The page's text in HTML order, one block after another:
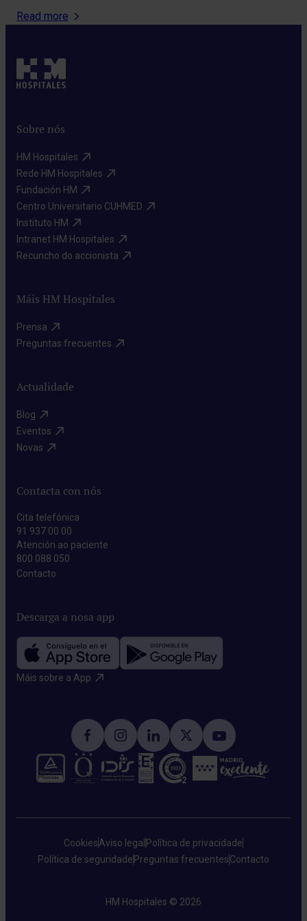
Read more
Sobre nós
HM Hospitales​
Rede HM Hospitales​
Fundación HM​
Centro Universitario CUHMED​
Instituto HM​
Intranet HM Hospitales​
Recuncho do accionista​
Máis HM Hospitales
Prensa​
Preguntas frecuentes​
Actualidade
Blog​
Eventos​
Novas​
Contacta con nós
Cita telefónica
91 937 00 00
Atención ao paciente
800 088 050
Contacto​
Descarga a nosa app
Máis sobre a App​
CookiesAviso legal Política de privacidade
Política de seguridade Preguntas frecuentesContacto
HM Hospitales © 2026